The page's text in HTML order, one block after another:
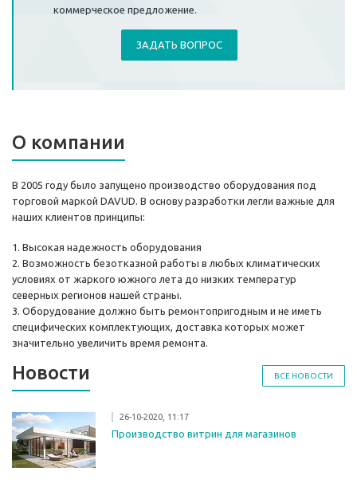
коммерческое предложение.
ЗАДАТЬ ВОПРОС
О компании
В 2005 году было запущено производство оборудования под
торговой маркой DAVUD. В основу разработки легли важные для
наших клиентов принципы:
1. Высокая надежность оборудования
2. Возможность безотказной работы в любых климатических
условиях от жаркого южного лета до низких температур
северных регионов нашей страны.
3. Оборудование должно быть ремонтопригодным и не иметь
специфических комплектующих, доставка которых может
значительно увеличить время ремонта.
ВСЕ НОВОСТИ
Новости
26-10-2020, 11:17
Производство витрин для магазинов